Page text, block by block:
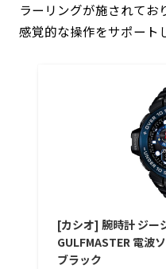
ラーリングが施されてお
感覚的な操作をサポート
[カシオ] 腕時計 ジー
GULFMASTER 電波
ブラック